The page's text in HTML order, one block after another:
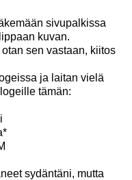
sivupalkissa
kuvan.
sen vastaan, kiitos
ja laitan vielä
tämän:
sydäntäni, mutta